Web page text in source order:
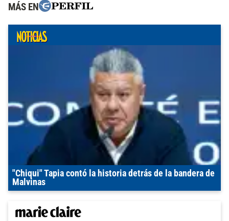
MÁS EN
"Chiqui" Tapia contó la historia detrás de la bandera de
Malvinas